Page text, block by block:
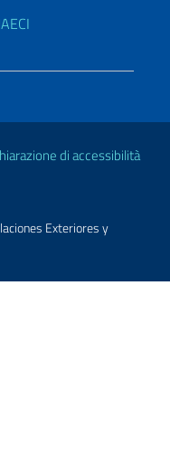
di accessibilità
Exteriores y